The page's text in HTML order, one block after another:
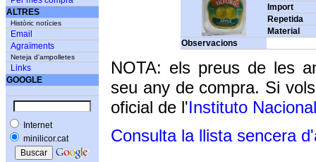
ALTRES
Històric notícies
Email
Agraïments
Neteja d'ampolletes
Links
GOOGLE
Internet
minilicor.cat
Import
Repetida
Material
Observacions
NOTA: els preus de les
seu any de compra. Si
oficial de l'Instituto
Consulta la llista sencera